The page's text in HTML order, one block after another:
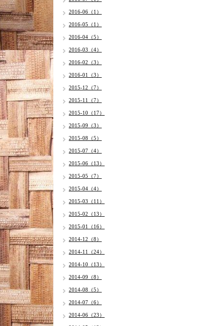
2016-06（1）
2016-05（1）
2016-04（5）
2016-03（4）
2016-02（3）
2016-01（3）
2015-12（7）
2015-11（7）
2015-10（17）
2015-09（3）
2015-08（5）
2015-07（4）
2015-06（13）
2015-05（7）
2015-04（4）
2015-03（11）
2015-02（13）
2015-01（16）
2014-12（8）
2014-11（24）
2014-10（13）
2014-09（8）
2014-08（5）
2014-07（6）
2014-06（23）